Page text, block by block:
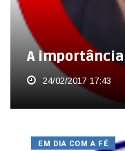
A
24/02/2017 17:43
EM DIA COM A FÉ